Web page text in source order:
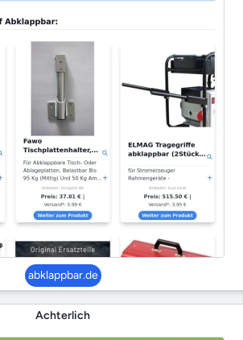
abklappbar.de
Achterlich